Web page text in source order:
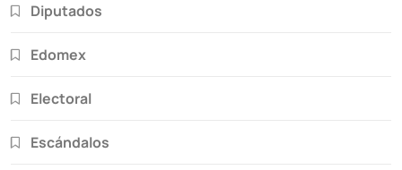
Diputados
Edomex
Electoral
Escándalos